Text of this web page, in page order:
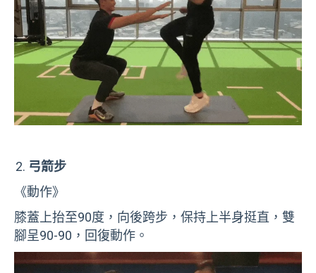
弓箭步
《動作》
膝蓋上抬至90度，向後跨步，保持上半身挺直，雙
腳呈90-90 ，回復動作。